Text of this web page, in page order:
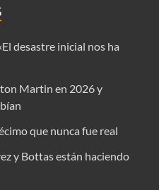
desastre inicial nos ha
Martin en 2026 y
que nunca fue real
y Bottas están haciendo